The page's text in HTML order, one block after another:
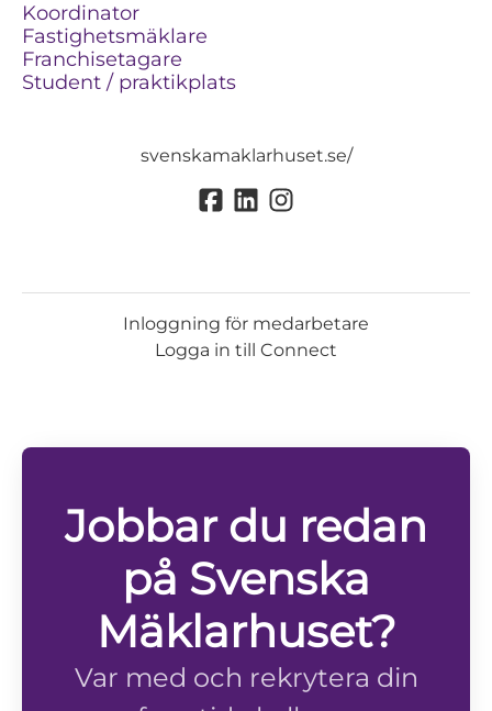
Koordinator
Fastighetsmäklare
Franchisetagare
Student / praktikplats
svenskamaklarhuset.se/
Inloggning för medarbetare
Logga in till Connect
Jobbar du redan
på Svenska
Mäklarhuset?
Var med och rekrytera din